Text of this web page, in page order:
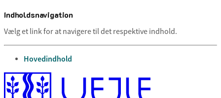
Indholdsnavigation
Vælg et link for at navigere til det respektive indhold.
gå til
Hovedindhold